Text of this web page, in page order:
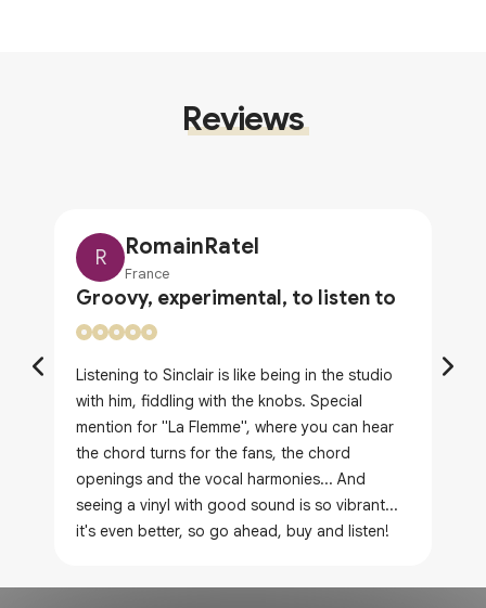
Reviews
R RomainRatel
France
Groovy, experimental, to listen to
Listening to Sinclair is like being in the studio
with him, fiddling with the knobs. Special
mention for "La Flemme", where you can hear
the chord turns for the fans, the chord
openings and the vocal harmonies... And
seeing a vinyl with good sound is so vibrant...
it's even better, so go ahead, buy and listen!